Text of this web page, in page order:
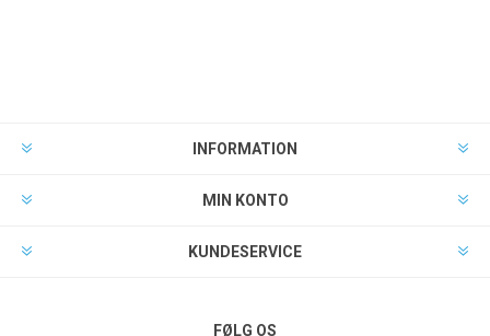
INFORMATION
MIN KONTO
KUNDESERVICE
FØLG OS